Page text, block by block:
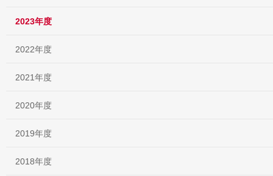
2023年度
2022年度
2021年度
2020年度
2019年度
2018年度